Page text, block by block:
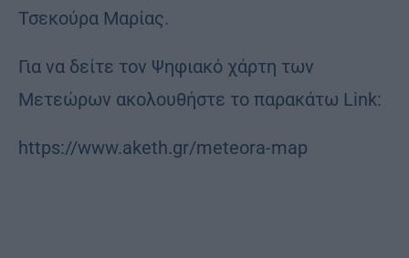
Τσεκούρα Μαρίας.
Για να δείτε τον Ψηφιακό χάρτη των
Μετεώρων ακολουθήστε το παρακάτω Link:
https://www.aketh.gr/meteora-map